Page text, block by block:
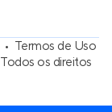
Termos de Uso
Todos os direitos